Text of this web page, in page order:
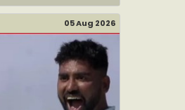
05 Aug 2026